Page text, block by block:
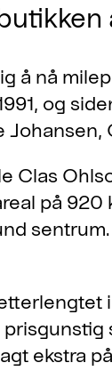
å nå
og
Clas
på
ekstra